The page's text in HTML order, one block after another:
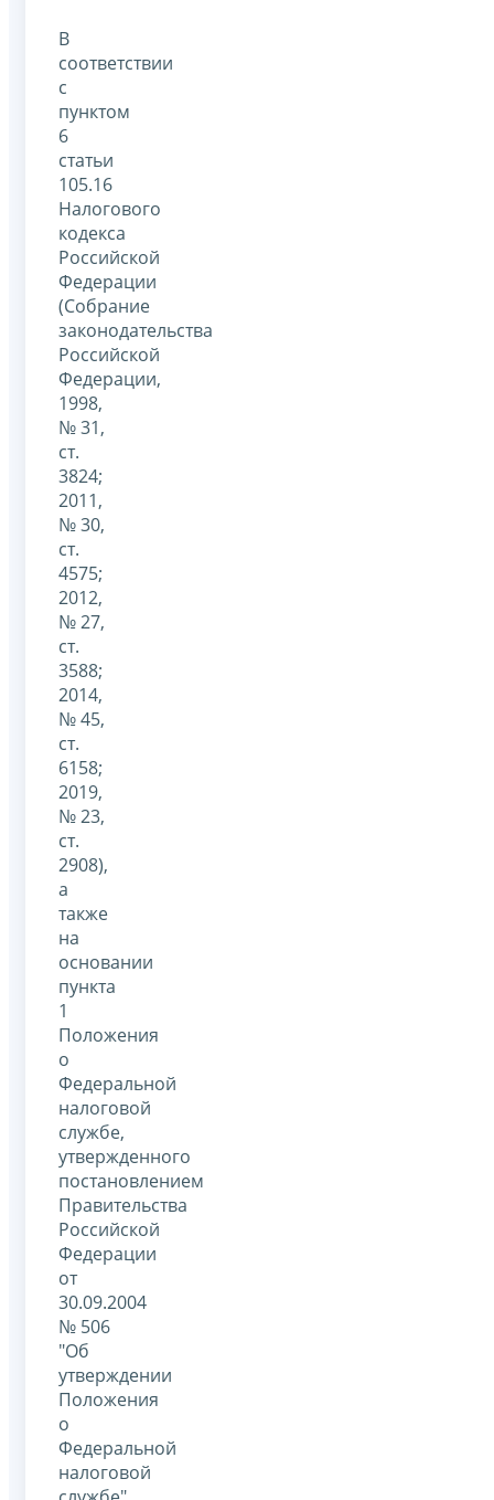
В
соответствии
с
пунктом
6
статьи
105.16
Налогового
кодекса
Российской
Федерации
(Собрание
законодательства
Российской
Федерации,
1998,
№ 31,
ст.
3824;
2011,
№ 30,
ст.
4575;
2012,
№ 27,
ст.
3588;
2014,
№ 45,
ст.
6158;
2019,
№ 23,
ст.
2908),
а
также
на
основании
пункта
1
Положения
о
Федеральной
налоговой
службе,
утвержденного
постановлением
Правительства
Российской
Федерации
от
30.09.2004
№ 506
"Об
утверждении
Положения
о
Федеральной
налоговой